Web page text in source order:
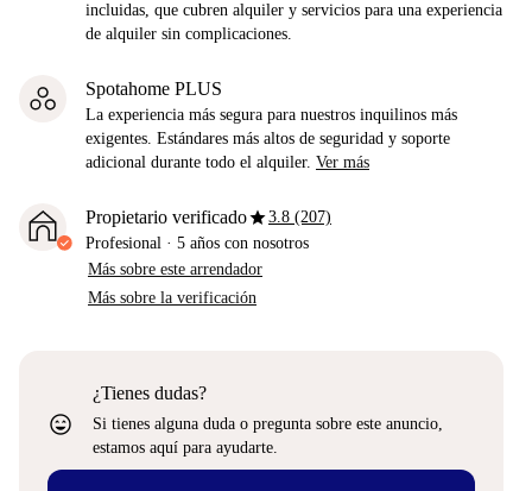
incluidas, que cubren alquiler y servicios para una experiencia
de alquiler sin complicaciones.
Spotahome PLUS
La experiencia más segura para nuestros inquilinos más
exigentes. Estándares más altos de seguridad y soporte
adicional durante todo el alquiler. Ver más
Propietario verificadostar3.8 (207)
Profesional · 5 años con nosotros
Más sobre este arrendador
Más sobre la verificación
sentiment_very_satisfied
¿Tienes dudas?
Si tienes alguna duda o pregunta sobre este anuncio,
estamos aquí para ayudarte.